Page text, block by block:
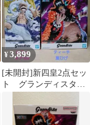
¥3,899
[未開封]新四皇2点セッ
ト グランディスタ
フィ(ギア5)